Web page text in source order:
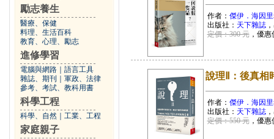
勵志養生
醫療、保健
料理、生活百科
教育、心理、勵志
進修學習
電腦與網路
語言工具
雜誌、期刊
軍政、法律
參考、考試、教科用書
科學工程
科學、自然 工業、工程
家庭親子
作者： 傑伊．海因
出版社： 天下雜誌
定價：300 元，優惠
說理Ⅱ：後真相
作者： 傑伊．海因
出版社： 天下雜誌
定價：550 元，優惠